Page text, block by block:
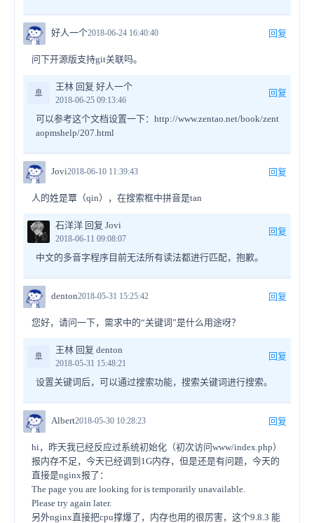
好人一个2018-06-24 16:40:40 回复
问下开源版支持git关联吗。
🚢
王林 回复 好人一个
2018-06-25 09:13:46
回复
可以参考这个文档设置一下：http://www.zentao.net/book/zent
aopmshelp/207.html
Jovi2018-06-10 11:39:43 回复
人的姓是覃（qin），在搜索框中拼音是tan
石洋洋 回复 Jovi
2018-06-11 09:08:07
回复
中文的多音字程序目前无法所有读法都进行匹配，抱歉。
denton2018-05-31 15:25:42 回复
您好，请问一下，需求中的“关键词”是什么用途呀？
🚢
王林 回复 denton
2018-05-31 15:48:21
回复
设置关键词后，可以通过搜索功能，搜索关键词进行搜索。
Albert2018-05-30 10:28:23 回复
hi，昨天我已经反应过系统初始化（初次访问www/index.php）
报内存不足，今天已经调到1G内存，但是还是有问题，今天的
直接是nginx报了：
The page you are looking for is temporarily unavailable.
Please try again later.
另外nginx直接把cpu撑爆了，内存也用的很厉害，这个9.8.3 能